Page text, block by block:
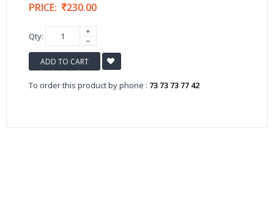
PRICE: 230.00
Qty:
ADD TO CART
To order this product by phone : 73 73 73 77 42